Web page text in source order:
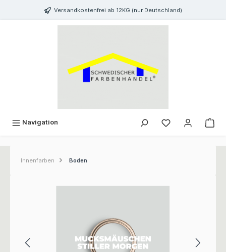
springen Versandkostenfrei ab 12KG (nur Deutschland)
Navigation
Innenfarben Boden